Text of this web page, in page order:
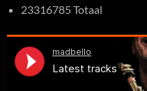
23316785 Totaal